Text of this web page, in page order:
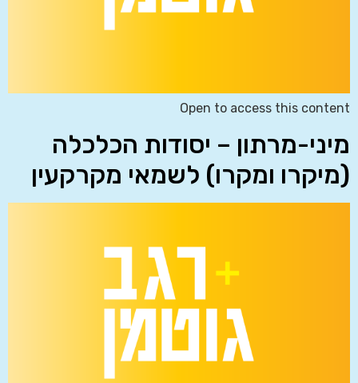
Open to access this content
מיני-מרתון – יסודות הכלכלה
(מיקרו ומקרו) לשמאי מקרקעין